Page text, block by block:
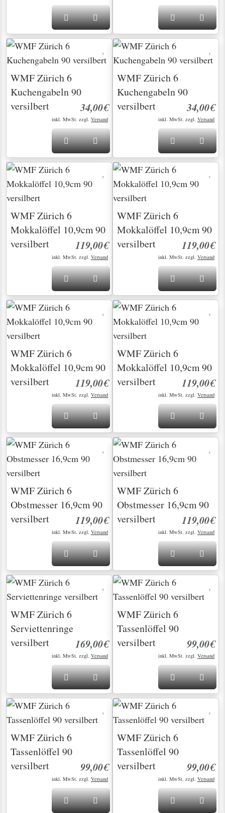
WMF Zürich 6
Kuchengabeln 90
versilbert
34,00€
inkl. MwSt. zzgl. Versand
WMF Zürich 6
Kuchengabeln 90
versilbert
34,00€
inkl. MwSt. zzgl. Versand
WMF Zürich 6
Mokkalöffel 10,9cm 90
versilbert
119,00€
inkl. MwSt. zzgl. Versand
WMF Zürich 6
Mokkalöffel 10,9cm 90
versilbert
119,00€
inkl. MwSt. zzgl. Versand
WMF Zürich 6
Mokkalöffel 10,9cm 90
versilbert
119,00€
inkl. MwSt. zzgl. Versand
WMF Zürich 6
Mokkalöffel 10,9cm 90
versilbert
119,00€
inkl. MwSt. zzgl. Versand
WMF Zürich 6
Obstmesser 16,9cm 90
versilbert
119,00€
inkl. MwSt. zzgl. Versand
WMF Zürich 6
Obstmesser 16,9cm 90
versilbert
119,00€
inkl. MwSt. zzgl. Versand
WMF Zürich 6
Serviettenringe
versilbert
169,00€
inkl. MwSt. zzgl. Versand
WMF Zürich 6
Tassenlöffel 90
versilbert
99,00€
inkl. MwSt. zzgl. Versand
WMF Zürich 6
Tassenlöffel 90
versilbert
99,00€
inkl. MwSt. zzgl. Versand
WMF Zürich 6
Tassenlöffel 90
versilbert
99,00€
inkl. MwSt. zzgl. Versand